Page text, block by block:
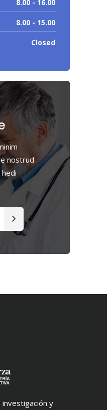
8.00 - 16.00
8.00 - 15.00
Closed
nostrud
investigación y